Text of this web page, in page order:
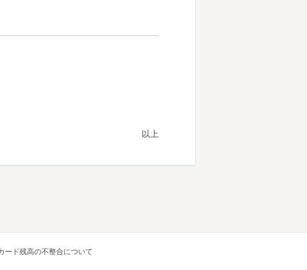
以上
ード残高の不整合について